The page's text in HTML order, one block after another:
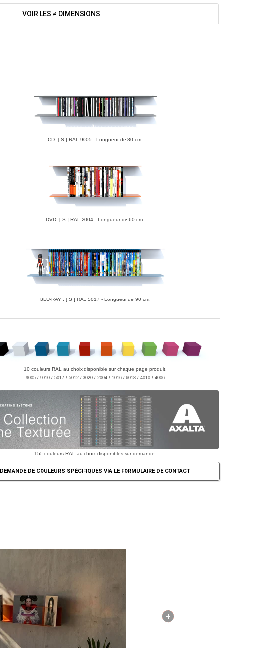
VOIR LES ≠ DIMENSIONS
CD: [ S ] RAL 9005 - Longueur de 80 cm.
DVD: [ S ] RAL 2004 - Longueur de 60 cm.
BLU-RAY : [ S ] RAL 5017 - Longueur de 90 cm.
10 couleurs RAL au choix disponible sur chaque page produit.
9005 / 9010 / 5017 / 5012 / 3020 / 2004 / 1016 / 6018 / 4010 / 4006
155 couleurs RAL au choix disponibles sur demande.
DEMANDE DE COULEURS SPÉCIFIQUES VIA LE FORMULAIRE DE CONTACT